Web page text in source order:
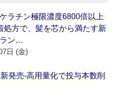
ケラチン極限濃度6800倍以上
処方で、髪を芯から満たす新
ン…
日 (金)
発売‐高用量化で投与本数削